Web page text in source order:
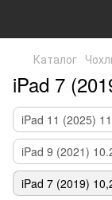
Каталог
iPad 7
iPad 11 (2025)
iPad 9 (2021)
iPad 7 (2019)